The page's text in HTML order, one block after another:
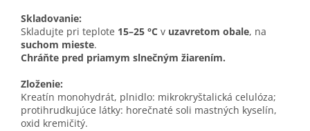
Skladovanie:
Skladujte pri teplote 15–25 °C v uzavretom obale, na
suchom mieste.
Chráňte pred priamym slnečným žiarením.
Zloženie:
Kreatín monohydrát, plnidlo: mikrokryštalická celulóza;
protihrudkujúce látky: horečnaté soli mastných kyselín,
oxid kremičitý.